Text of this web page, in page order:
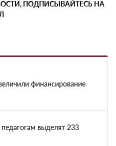
ПОДПИСЫВАЙТЕСЬ НА
финансирование
выделят 233